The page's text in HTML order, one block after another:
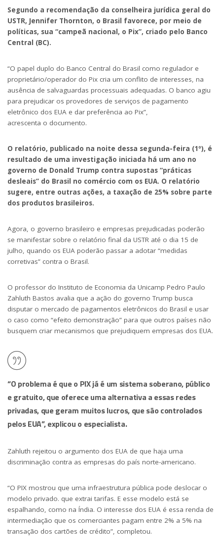
Segundo a recomendação da conselheira jurídica geral do
USTR, Jennifer Thornton, o Brasil favorece, por meio de
políticas, sua “campeã nacional, o Pix”, criado pelo Banco
Central (BC).
“O papel duplo do Banco Central do Brasil como regulador e
proprietário/operador do Pix cria um conflito de interesses, na
ausência de salvaguardas processuais adequadas. O banco agiu
para prejudicar os provedores de serviços de pagamento
eletrônico dos EUA e dar preferência ao Pix”,
acrescenta o documento.
O relatório, publicado na noite dessa segunda-feira (1º), é
resultado de uma investigação iniciada há um ano no
governo de Donald Trump contra supostas “práticas
desleais” do Brasil no comércio com os EUA. O relatório
sugere, entre outras ações, a taxação de 25% sobre parte
dos produtos brasileiros.
Agora, o governo brasileiro e empresas prejudicadas poderão
se manifestar sobre o relatório final da USTR até o dia 15 de
julho, quando os EUA poderão passar a adotar “medidas
corretivas” contra o Brasil.
O professor do Instituto de Economia da Unicamp Pedro Paulo
Zahluth Bastos avalia que a ação do governo Trump busca
disputar o mercado de pagamentos eletrônicos do Brasil e usar
o caso como “efeito demonstração” para que outros países não
busquem criar mecanismos que prejudiquem empresas dos EUA.
“O problema é que o PIX já é um sistema soberano, público
e gratuito, que oferece uma alternativa a essas redes
privadas, que geram muitos lucros, que são controlados
pelos EUA”, explicou o especialista.
Zahluth rejeitou o argumento dos EUA de que haja uma
discriminação contra as empresas do país norte-americano.
“O PIX mostrou que uma infraestrutura pública pode deslocar o
modelo privado. que extrai tarifas. E esse modelo está se
espalhando, como na Índia. O interesse dos EUA é essa renda de
intermediação que os comerciantes pagam entre 2% a 5% na
transação dos cartões de crédito”, completou.